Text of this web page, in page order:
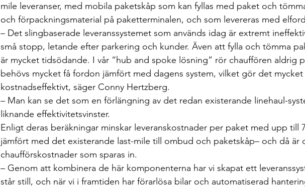
mile leveranser, med mobila paketskåp som kan fyllas med paket och
och förpackningsmaterial på paketterminalen, och som levereras med
– Det slingbaserade leveranssystemet som används idag är extremt
små stopp, letande efter parkering och kunder. Även att fylla och tömma
är mycket tidsödande. I vår “hub and spoke lösning” rör chauffören aldrig
behövs mycket få fordon jämfört med dagens system, vilket gör det
kostnadseffektivt, säger Conny Hertzberg.
– Man kan se det som en förlängning av det redan existerande linehaul-
liknande effektivitetsvinster.
Enligt deras beräkningar minskar leveranskostnader per paket med upp till
jämfört med det existerande last-mile till ombud och paketskåp– och då är
chaufförskostnader som sparas in.
– Genom att kombinera de här komponenterna har vi skapat ett
står still, och när vi i framtiden har förarlösa bilar och automatiserad